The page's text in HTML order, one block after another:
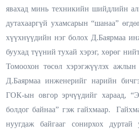
явахад минь техникийн шийдлийн
дутахааргүй ухамсарын “шанаа”
хүүхнүүдийн нэг болох Д.Баярмаа
буухад түүний тухай хэрэг, хөрөг
Томоохон төсөл хэрэгжүүлэх ажлын
Д.Баярмаа инженерийг нарийн
ГОК-ын овгор эрчүүдийг хараад,
болдог байнаа” гэж гайхмаар.
нуугдаж байгааг сонирхох